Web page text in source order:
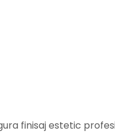
finisaj estetic